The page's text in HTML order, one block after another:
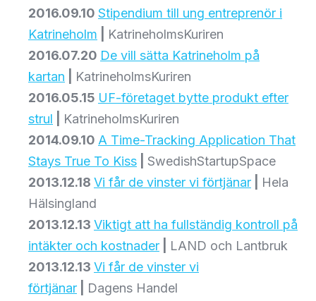
2016.09.10 Stipendium till ung entreprenör i
Katrineholm
KatrineholmsKuriren
2016.07.20 De vill sätta Katrineholm på
kartan
KatrineholmsKuriren
2016.05.15 UF-företaget bytte produkt efter
strul
KatrineholmsKuriren
2014.09.10 A Time-Tracking Application That
Stays True To Kiss
SwedishStartupSpace
2013.12.18 Vi får de vinster vi förtjänar
Hela
Hälsingland
2013.12.13 Viktigt att ha fullständig kontroll på
intäkter och kostnader
LAND och Lantbruk
2013.12.13 Vi får de vinster vi
förtjänar
Dagens Handel